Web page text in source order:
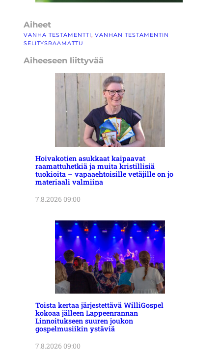
Aiheet
VANHA TESTAMENTTI, VANHAN TESTAMENTIN
SELITYSRAAMATTU
Aiheeseen liittyvää
Hoivakotien asukkaat kaipaavat
raamattuhetkiä ja muita kristillisiä
tuokioita – vapaaehtoisille vetäjille on jo
materiaali valmiina
7.8.2026 09:00
Toista kertaa järjestettävä WilliGospel
kokoaa jälleen Lappeenrannan
Linnoitukseen suuren joukon
gospelmusiikin ystäviä
7.8.2026 09:00